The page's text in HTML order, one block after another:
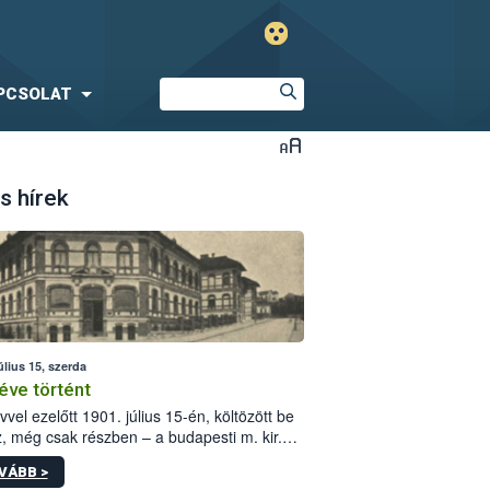
hírek
15, szerda
történt
ezelőtt 1901. július 15-én, költözött be
még csak részben – a budapesti m. kir.
állomás a Kis Rókus utca
alatti, Czigler Győző által tervezett új
>